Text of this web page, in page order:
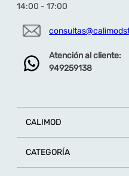
14:00 - 17:00
Atención al cliente:
949259138
CALIMOD
CATEGORÍA